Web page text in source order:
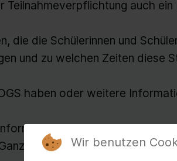
Teilnahmeverpflichtung auch
die die Schülerinnen und
und zu welchen Zeiten diese
haben oder weitere
finden Sie
finden Sie
Wir benutzen